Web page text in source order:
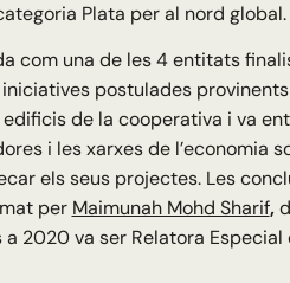
Plata per al nord global.
com una de les 4 entitats
postulades
de la cooperativa i va
i les xarxes de l’economia
els seus projectes. Les
per Maimunah Mohd Sharif,
a 2020 va ser Relatora